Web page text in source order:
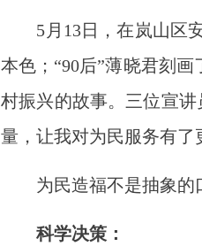
5月13日，在岚山区安
本色；“90后”薄晓君刻
村振兴的故事。三位宣
量，让我对为民服务有了
为民造福不是抽象的口
科学决策：